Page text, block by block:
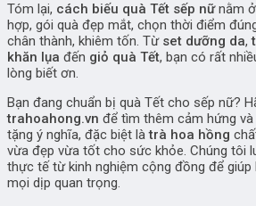
Tóm lại, cách biếu quà Tết sếp nữnằm ở
hợp, gói quà đẹp mắt, chọn thời điểm
chân thành, khiêm tốn. Từ set dưỡng da,
khăn lụa đến giỏ quà Tết, bạn có rất
lòng biết ơn.
Bạn đang chuẩn bị quà Tết cho sếp nữ?
trahoahong.vn để tìm thêm cảm hứng
tặng ý nghĩa, đặc biệt làtrà hoa hồng
vừa đẹp vừa tốt cho sức khỏe. Chúng tôi
thực tế từ kinh nghiệm cộng đồng để
mọi dịp quan trọng.